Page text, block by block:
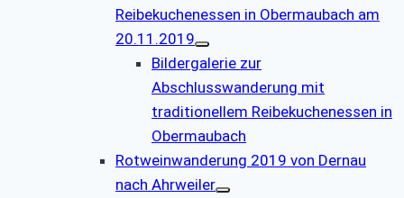
Reibekuchenessen in Obermaubach am
20.11.2019
Bildergalerie zur
Abschlusswanderung mit
traditionellem Reibekuchenessen in
Obermaubach
Rotweinwanderung 2019 von Dernau
nach Ahrweiler